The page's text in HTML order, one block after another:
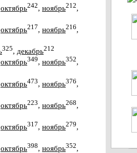
октябрь242, ноябрь212,
октябрь217, ноябрь216,
325, декабрь212
октябрь349, ноябрь352,
октябрь473, ноябрь376,
октябрь223, ноябрь268,
октябрь317, ноябрь279,
октябрь398, ноябрь352,